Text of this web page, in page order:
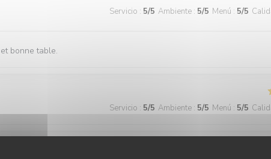
Servicio : 5/5 Ambiente : 5/5 Menú : 5/5
bonne table.
Servicio : 5/5 Ambiente : 5/5 Menú : 5/5